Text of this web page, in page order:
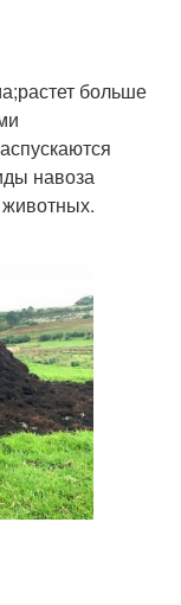
больше
навоза